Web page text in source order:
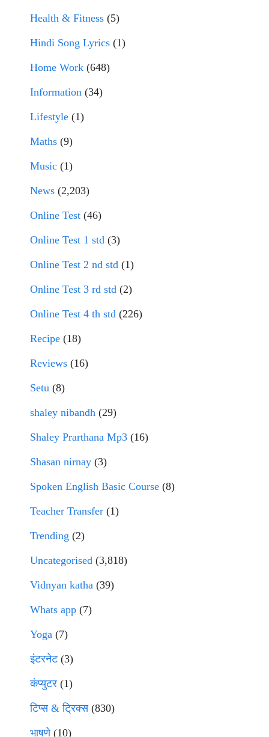
Health & Fitness (5)
Hindi Song Lyrics (1)
Home Work (648)
Information (34)
Lifestyle (1)
Maths (9)
Music (1)
News (2,203)
Online Test (46)
Online Test 1 std (3)
Online Test 2 nd std (1)
Online Test 3 rd std (2)
Online Test 4 th std (226)
Recipe (18)
Reviews (16)
Setu (8)
shaley nibandh (29)
Shaley Prarthana Mp3 (16)
Shasan nirnay (3)
Spoken English Basic Course (8)
Teacher Transfer (1)
Trending (2)
Uncategorised (3,818)
Vidnyan katha (39)
Whats app (7)
Yoga (7)
इंटरनेट(3)
कंप्युटर (1)
टिप्स & ट्रिक्स(830)
भाषणे(10)